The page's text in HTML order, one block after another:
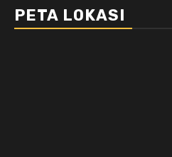
PETA LOKASI